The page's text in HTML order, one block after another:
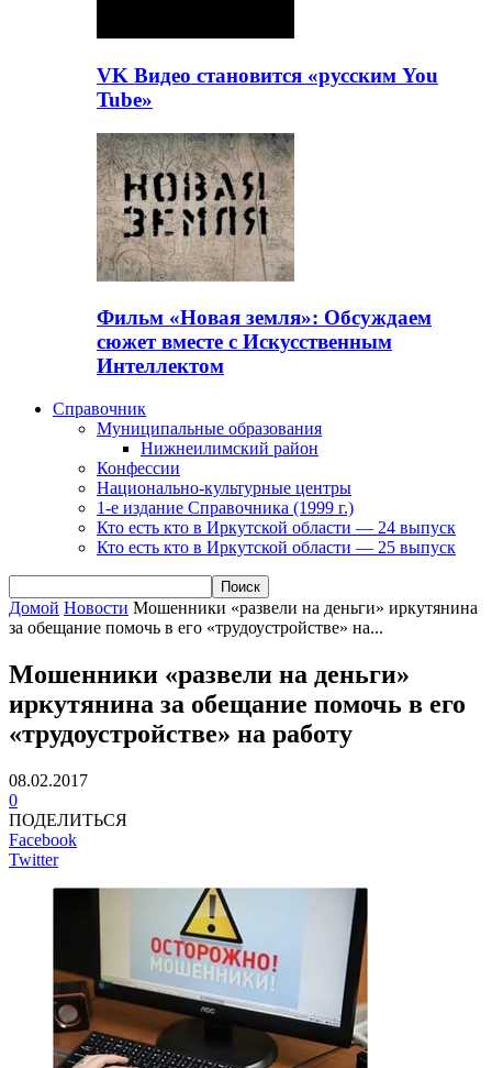
VK Видео становится «русским You
Tube»
Фильм «Новая земля»: Обсуждаем
сюжет вместе с Искусственным
Интеллектом
Справочник
Муниципальные образования
Нижнеилимский район
Конфессии
Национально-культурные центры
1-е издание Справочника (1999 г.)
Кто есть кто в Иркутской области — 24 выпуск
Кто есть кто в Иркутской области — 25 выпуск
Домой Новости Мошенники «развели на деньги» иркутянина
за обещание помочь в его «трудоустройстве» на...
Мошенники «развели на деньги»
иркутянина за обещание помочь в его
«трудоустройстве» на работу
08.02.2017
0
ПОДЕЛИТЬСЯ
Facebook
Twitter